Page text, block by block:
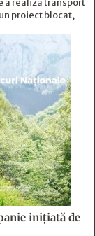
a realiza transport
proiect blocat,
inițiată de